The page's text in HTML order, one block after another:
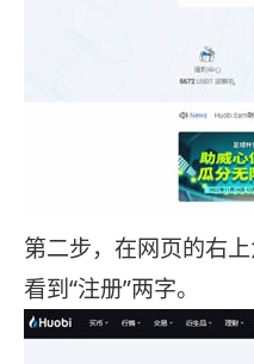
第二步，在网页的右
看到“注册”两字。